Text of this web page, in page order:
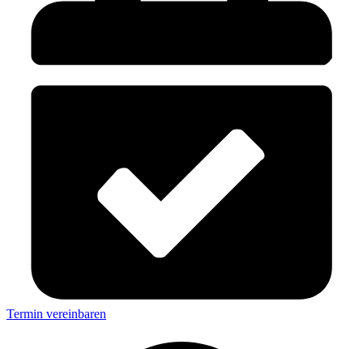
Termin vereinbaren